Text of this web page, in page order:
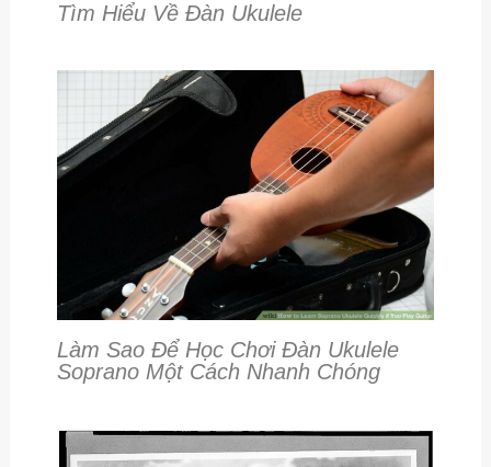
Tìm Hiểu Về Đàn Ukulele
Làm Sao Để Học Chơi Đàn Ukulele
Soprano Một Cách Nhanh Chóng